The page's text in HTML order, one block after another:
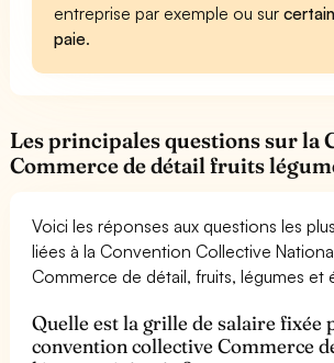
entreprise par exemple ou sur
paie.
Les principales questions sur la
Commerce de détail fruits
Voici les réponses aux questions les
liées à la Convention Collective
Commerce de détail, fruits, légumes et
Quelle est la grille de salaire fixée
convention collective Commerce